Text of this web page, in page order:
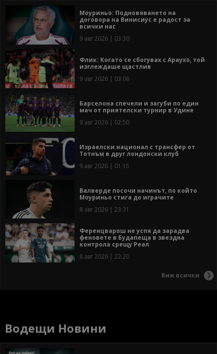
Моуриньо: Подновяването на
договора на Винисиус е радост за
всички нас
9 авг 2026 | 03:30
Флик: Когато се сбогувах с Араухо, той
изглеждаше щастлив
9 авг 2026 | 03:08
Барселона спечели и загуби по един
мач от приятелски турнир в Удине
9 авг 2026 | 02:50
Израелски национал с трансфер от
Тотнъм в друг лондонски клуб
9 авг 2026 | 01:15
Валверде посочи начинът, по който
Моуриньо стига до играчите
8 авг 2026 | 23:31
Ференцварош не успя да зарадва
феновете в Будапеща в звездна
контрола срещу Реал
8 авг 2026 | 22:20
Виж всички
Водещи Новини